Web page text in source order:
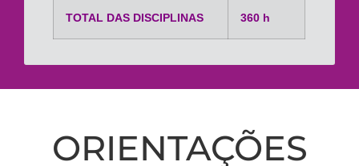
TOTAL DAS DISCIPLINAS 360 h
ORIENTAÇÕES